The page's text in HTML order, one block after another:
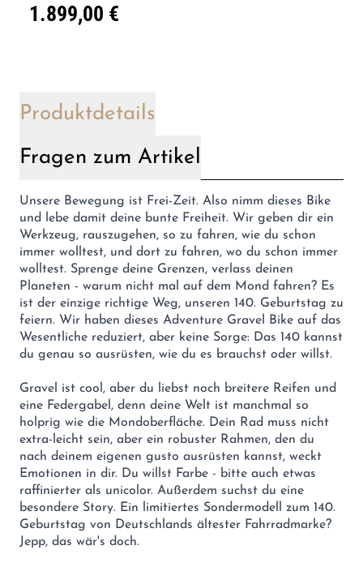
1.899,00 €
Produktdetails
Fragen zum Artikel
Unsere Bewegung ist Frei-Zeit. Also nimm dieses Bike
und lebe damit deine bunte Freiheit. Wir geben dir ein
Werkzeug, rauszugehen, so zu fahren, wie du schon
immer wolltest, und dort zu fahren, wo du schon immer
wolltest. Sprenge deine Grenzen, verlass deinen
Planeten - warum nicht mal auf dem Mond fahren? Es
ist der einzige richtige Weg, unseren 140. Geburtstag zu
feiern. Wir haben dieses Adventure Gravel Bike auf das
Wesentliche reduziert, aber keine Sorge: Das 140 kannst
du genau so ausrüsten, wie du es brauchst oder willst.
Gravel ist cool, aber du liebst noch breitere Reifen und
eine Federgabel, denn deine Welt ist manchmal so
holprig wie die Mondoberfläche. Dein Rad muss nicht
extra-leicht sein, aber ein robuster Rahmen, den du
nach deinem eigenen gusto ausrüsten kannst, weckt
Emotionen in dir. Du willst Farbe - bitte auch etwas
raffinierter als unicolor. Außerdem suchst du eine
besondere Story. Ein limitiertes Sondermodell zum 140.
Geburtstag von Deutschlands ältester Fahrradmarke?
Jepp, das wär's doch.